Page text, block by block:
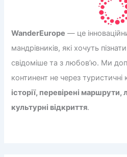
WanderEurope — це
мандрівників, які хочуть
свідоміше та з любов’ю. Ми
континент не через
історії, перевірені маршрути,
культурні відкриття.